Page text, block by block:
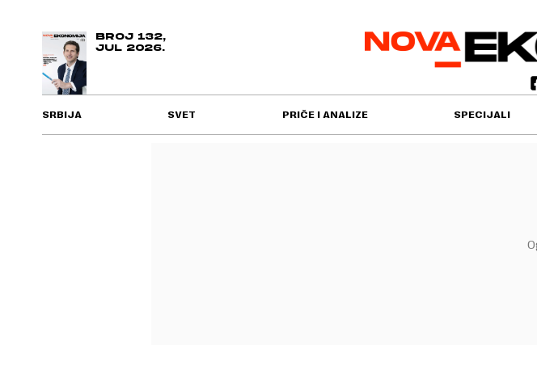
BROJ 132,
JUL 2026.
SRBIJA SVET PRIČE I ANALIZE SPECIJALI